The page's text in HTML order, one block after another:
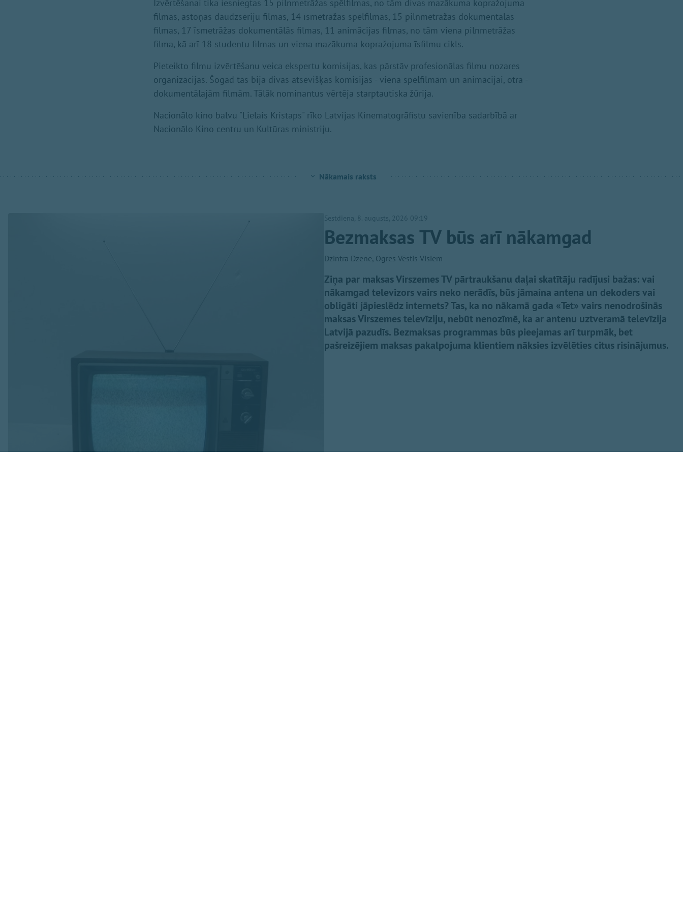
Izvērtēšanai tika iesniegtas 15 pilnmetrāžas spēlfilmas, no tām divas mazākuma kopražojuma
filmas, astoņas daudzsēriju filmas, 14 īsmetrāžas spēlfilmas, 15 pilnmetrāžas dokumentālās
filmas, 17 īsmetrāžas dokumentālās filmas, 11 animācijas filmas, no tām viena pilnmetrāžas
filma, kā arī 18 studentu filmas un viena mazākuma kopražojuma īsfilmu cikls.
Pieteikto filmu izvērtēšanu veica ekspertu komisijas, kas pārstāv profesionālas filmu nozares
organizācijas. Šogad tās bija divas atsevišķas komisijas - viena spēlfilmām un animācijai, otra -
dokumentālajām filmām. Tālāk nominantus vērtēja starptautiska žūrija.
Nacionālo kino balvu "Lielais Kristaps" rīko Latvijas Kinematogrāfistu savienība sadarbībā ar
Nacionālo Kino centru un Kultūras ministriju.
Nākamais raksts
Sestdiena, 8. augusts, 2026 09:19
Bezmaksas TV būs arī nākamgad
Dzintra Dzene, Ogres Vēstis Visiem
Ziņa par maksas Virszemes TV pārtraukšanu daļai skatītāju radījusi bažas: vai
nākamgad televizors vairs neko nerādīs, būs jāmaina antena un dekoders vai
obligāti jāpieslēdz internets? Tas, ka no nākamā gada «Tet» vairs nenodrošinās
maksas Virszemes televīziju, nebūt nenozīmē, ka ar antenu uztveramā televīzija
Latvijā pazudīs. Bezmaksas programmas būs pieejamas arī turpmāk, bet
pašreizējiem maksas pakalpojuma klientiem nāksies izvēlēties citus risinājumus.